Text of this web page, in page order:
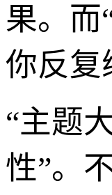
果。而
你反复
“主题
性”。